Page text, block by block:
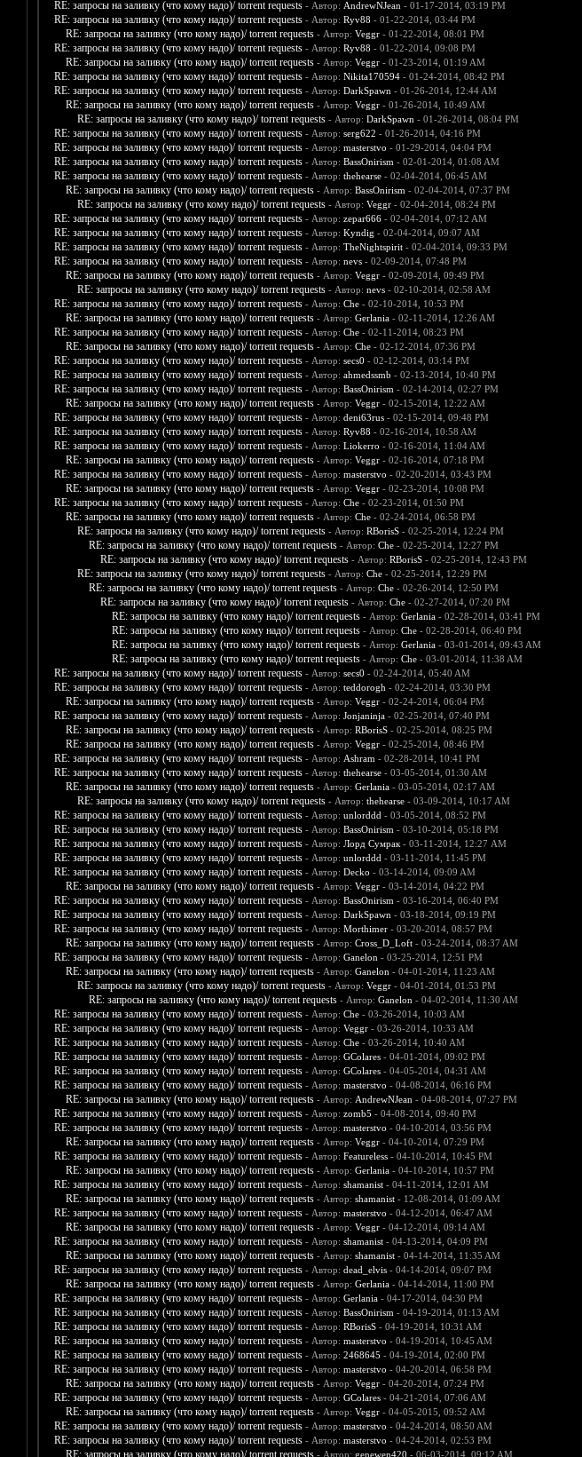
RE: запросы на заливку (что кому надо)/ torrent requests - Автор: AndrewNJean - 01-17-2014, 03:19 PM
RE: запросы на заливку (что кому надо)/ torrent requests - Автор: Ryv88 - 01-22-2014, 03:44 PM
RE: запросы на заливку (что кому надо)/ torrent requests - Автор: Veggr- 01-22-2014, 08:01 PM
RE: запросы на заливку (что кому надо)/ torrent requests - Автор: Ryv88 - 01-22-2014, 09:08 PM
RE: запросы на заливку (что кому надо)/ torrent requests - Автор: Veggr- 01-23-2014, 01:19 AM
RE: запросы на заливку (что кому надо)/ torrent requests - Автор: Nikita170594- 01-24-2014, 08:42 PM
RE: запросы на заливку (что кому надо)/ torrent requests - Автор: DarkSpawn - 01-26-2014, 12:44 AM
RE: запросы на заливку (что кому надо)/ torrent requests - Автор: Veggr- 01-26-2014, 10:49 AM
RE: запросы на заливку (что кому надо)/ torrent requests - Автор: DarkSpawn - 01-26-2014, 08:04 PM
RE: запросы на заливку (что кому надо)/ torrent requests - Автор: serg622 - 01-26-2014, 04:16 PM
RE: запросы на заливку (что кому надо)/ torrent requests - Автор: masterstvo - 01-29-2014, 04:04 PM
RE: запросы на заливку (что кому надо)/ torrent requests - Автор: BassOnirism - 02-01-2014, 01:08 AM
RE: запросы на заливку (что кому надо)/ torrent requests - Автор: thehearse- 02-04-2014, 06:45 AM
RE: запросы на заливку (что кому надо)/ torrent requests - Автор: BassOnirism - 02-04-2014, 07:37 PM
RE: запросы на заливку (что кому надо)/ torrent requests - Автор: Veggr- 02-04-2014, 08:24 PM
RE: запросы на заливку (что кому надо)/ torrent requests - Автор: zepar666- 02-04-2014, 07:12 AM
RE: запросы на заливку (что кому надо)/ torrent requests - Автор: Kyndig - 02-04-2014, 09:07 AM
RE: запросы на заливку (что кому надо)/ torrent requests - Автор: TheNightspirit- 02-04-2014, 09:33 PM
RE: запросы на заливку (что кому надо)/ torrent requests - Автор: nevs- 02-09-2014, 07:48 PM
RE: запросы на заливку (что кому надо)/ torrent requests - Автор: Veggr- 02-09-2014, 09:49 PM
RE: запросы на заливку (что кому надо)/ torrent requests - Автор: nevs- 02-10-2014, 02:58 AM
RE: запросы на заливку (что кому надо)/ torrent requests - Автор: Che- 02-10-2014, 10:53 PM
RE: запросы на заливку (что кому надо)/ torrent requests - Автор: Gerlania- 02-11-2014, 12:26 AM
RE: запросы на заливку (что кому надо)/ torrent requests - Автор: Che- 02-11-2014, 08:23 PM
RE: запросы на заливку (что кому надо)/ torrent requests - Автор: Che- 02-12-2014, 07:36 PM
RE: запросы на заливку (что кому надо)/ torrent requests - Автор: secs0 - 02-12-2014, 03:14 PM
RE: запросы на заливку (что кому надо)/ torrent requests - Автор: ahmedssmb - 02-13-2014, 10:40 PM
RE: запросы на заливку (что кому надо)/ torrent requests - Автор: BassOnirism - 02-14-2014, 02:27 PM
RE: запросы на заливку (что кому надо)/ torrent requests - Автор: Veggr- 02-15-2014, 12:22 AM
RE: запросы на заливку (что кому надо)/ torrent requests - Автор: deni63rus- 02-15-2014, 09:48 PM
RE: запросы на заливку (что кому надо)/ torrent requests - Автор: Ryv88 - 02-16-2014, 10:58 AM
RE: запросы на заливку (что кому надо)/ torrent requests - Автор: Liokerro - 02-16-2014, 11:04 AM
RE: запросы на заливку (что кому надо)/ torrent requests - Автор: Veggr- 02-16-2014, 07:18 PM
RE: запросы на заливку (что кому надо)/ torrent requests - Автор: masterstvo - 02-20-2014, 03:43 PM
RE: запросы на заливку (что кому надо)/ torrent requests - Автор: Veggr- 02-23-2014, 10:08 PM
RE: запросы на заливку (что кому надо)/ torrent requests - Автор: Che- 02-23-2014, 01:50 PM
RE: запросы на заливку (что кому надо)/ torrent requests - Автор: Che- 02-24-2014, 06:58 PM
RE: запросы на заливку (что кому надо)/ torrent requests - Автор: RBorisS- 02-25-2014, 12:24 PM
RE: запросы на заливку (что кому надо)/ torrent requests - Автор: Che- 02-25-2014, 12:27 PM
RE: запросы на заливку (что кому надо)/ torrent requests - Автор: RBorisS- 02-25-2014, 12:43 PM
RE: запросы на заливку (что кому надо)/ torrent requests - Автор: Che- 02-25-2014, 12:29 PM
RE: запросы на заливку (что кому надо)/ torrent requests - Автор: Che- 02-26-2014, 12:50 PM
RE: запросы на заливку (что кому надо)/ torrent requests - Автор: Che- 02-27-2014, 07:20 PM
RE: запросы на заливку (что кому надо)/ torrent requests - Автор: Gerlania- 02-28-2014, 03:41 PM
RE: запросы на заливку (что кому надо)/ torrent requests - Автор: Che- 02-28-2014, 06:40 PM
RE: запросы на заливку (что кому надо)/ torrent requests - Автор: Gerlania- 03-01-2014, 09:43 AM
RE: запросы на заливку (что кому надо)/ torrent requests - Автор: Che- 03-01-2014, 11:38 AM
RE: запросы на заливку (что кому надо)/ torrent requests - Автор: secs0 - 02-24-2014, 05:40 AM
RE: запросы на заливку (что кому надо)/ torrent requests - Автор: teddorogh - 02-24-2014, 03:30 PM
RE: запросы на заливку (что кому надо)/ torrent requests - Автор: Veggr- 02-24-2014, 06:04 PM
RE: запросы на заливку (что кому надо)/ torrent requests - Автор: Jonjaninja- 02-25-2014, 07:40 PM
RE: запросы на заливку (что кому надо)/ torrent requests - Автор: RBorisS- 02-25-2014, 08:25 PM
RE: запросы на заливку (что кому надо)/ torrent requests - Автор: Veggr- 02-25-2014, 08:46 PM
RE: запросы на заливку (что кому надо)/ torrent requests - Автор: Ashram - 02-28-2014, 10:41 PM
RE: запросы на заливку (что кому надо)/ torrent requests - Автор: thehearse- 03-05-2014, 01:30 AM
RE: запросы на заливку (что кому надо)/ torrent requests - Автор: Gerlania- 03-05-2014, 02:17 AM
RE: запросы на заливку (что кому надо)/ torrent requests - Автор: thehearse- 03-09-2014, 10:17 AM
RE: запросы на заливку (что кому надо)/ torrent requests - Автор: unlorddd - 03-05-2014, 08:52 PM
RE: запросы на заливку (что кому надо)/ torrent requests - Автор: BassOnirism - 03-10-2014, 05:18 PM
RE: запросы на заливку (что кому надо)/ torrent requests - Автор: Лорд Сумрак- 03-11-2014, 12:27 AM
RE: запросы на заливку (что кому надо)/ torrent requests - Автор: unlorddd - 03-11-2014, 11:45 PM
RE: запросы на заливку (что кому надо)/ torrent requests - Автор: Decko - 03-14-2014, 09:09 AM
RE: запросы на заливку (что кому надо)/ torrent requests - Автор: Veggr- 03-14-2014, 04:22 PM
RE: запросы на заливку (что кому надо)/ torrent requests - Автор: BassOnirism - 03-16-2014, 06:40 PM
RE: запросы на заливку (что кому надо)/ torrent requests - Автор: DarkSpawn - 03-18-2014, 09:19 PM
RE: запросы на заливку (что кому надо)/ torrent requests - Автор: Morthimer- 03-20-2014, 08:57 PM
RE: запросы на заливку (что кому надо)/ torrent requests - Автор: Cross_D_Loft- 03-24-2014, 08:37 AM
RE: запросы на заливку (что кому надо)/ torrent requests - Автор: Ganelon - 03-25-2014, 12:51 PM
RE: запросы на заливку (что кому надо)/ torrent requests - Автор: Ganelon - 04-01-2014, 11:23 AM
RE: запросы на заливку (что кому надо)/ torrent requests - Автор: Veggr- 04-01-2014, 01:53 PM
RE: запросы на заливку (что кому надо)/ torrent requests - Автор: Ganelon - 04-02-2014, 11:30 AM
RE: запросы на заливку (что кому надо)/ torrent requests - Автор: Che- 03-26-2014, 10:03 AM
RE: запросы на заливку (что кому надо)/ torrent requests - Автор: Veggr- 03-26-2014, 10:33 AM
RE: запросы на заливку (что кому надо)/ torrent requests - Автор: Che- 03-26-2014, 10:40 AM
RE: запросы на заливку (что кому надо)/ torrent requests - Автор: GColares- 04-01-2014, 09:02 PM
RE: запросы на заливку (что кому надо)/ torrent requests - Автор: GColares- 04-05-2014, 04:31 AM
RE: запросы на заливку (что кому надо)/ torrent requests - Автор: masterstvo - 04-08-2014, 06:16 PM
RE: запросы на заливку (что кому надо)/ torrent requests - Автор: AndrewNJean - 04-08-2014, 07:27 PM
RE: запросы на заливку (что кому надо)/ torrent requests - Автор: zomb5 - 04-08-2014, 09:40 PM
RE: запросы на заливку (что кому надо)/ torrent requests - Автор: masterstvo - 04-10-2014, 03:56 PM
RE: запросы на заливку (что кому надо)/ torrent requests - Автор: Veggr- 04-10-2014, 07:29 PM
RE: запросы на заливку (что кому надо)/ torrent requests - Автор: Featureless- 04-10-2014, 10:45 PM
RE: запросы на заливку (что кому надо)/ torrent requests - Автор: Gerlania- 04-10-2014, 10:57 PM
RE: запросы на заливку (что кому надо)/ torrent requests - Автор: shamanist- 04-11-2014, 12:01 AM
RE: запросы на заливку (что кому надо)/ torrent requests - Автор: shamanist- 12-08-2014, 01:09 AM
RE: запросы на заливку (что кому надо)/ torrent requests - Автор: masterstvo - 04-12-2014, 06:47 AM
RE: запросы на заливку (что кому надо)/ torrent requests - Автор: Veggr- 04-12-2014, 09:14 AM
RE: запросы на заливку (что кому надо)/ torrent requests - Автор: shamanist- 04-13-2014, 04:09 PM
RE: запросы на заливку (что кому надо)/ torrent requests - Автор: shamanist- 04-14-2014, 11:35 AM
RE: запросы на заливку (что кому надо)/ torrent requests - Автор: dead_elvis- 04-14-2014, 09:07 PM
RE: запросы на заливку (что кому надо)/ torrent requests - Автор: Gerlania- 04-14-2014, 11:00 PM
RE: запросы на заливку (что кому надо)/ torrent requests - Автор: Gerlania- 04-17-2014, 04:30 PM
RE: запросы на заливку (что кому надо)/ torrent requests - Автор: BassOnirism - 04-19-2014, 01:13 AM
RE: запросы на заливку (что кому надо)/ torrent requests - Автор: RBorisS- 04-19-2014, 10:31 AM
RE: запросы на заливку (что кому надо)/ torrent requests - Автор: masterstvo - 04-19-2014, 10:45 AM
RE: запросы на заливку (что кому надо)/ torrent requests - Автор: 2468645 - 04-19-2014, 02:00 PM
RE: запросы на заливку (что кому надо)/ torrent requests - Автор: masterstvo - 04-20-2014, 06:58 PM
RE: запросы на заливку (что кому надо)/ torrent requests - Автор: Veggr- 04-20-2014, 07:24 PM
RE: запросы на заливку (что кому надо)/ torrent requests - Автор: GColares- 04-21-2014, 07:06 AM
RE: запросы на заливку (что кому надо)/ torrent requests - Автор: Veggr- 04-05-2015, 09:52 AM
RE: запросы на заливку (что кому надо)/ torrent requests - Автор: masterstvo - 04-24-2014, 08:50 AM
RE: запросы на заливку (что кому надо)/ torrent requests - Автор: masterstvo - 04-24-2014, 02:53 PM
RE: запросы на заливку (что кому надо)/ torrent requests - Автор: genewen420 - 06-03-2014, 09:12 AM